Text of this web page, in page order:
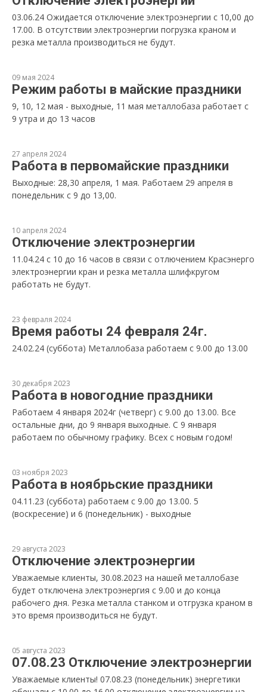
03.06.24 Ожидается отключение электроэнергии с 10,00 до
17.00. В отсутствии электроэнергии погрузка краном и
резка металла производиться не будут.
09 мая 2024
Режим работы в майские праздники
9, 10, 12 мая - выходные, 11 мая металлобаза работает с
9 утра и до 13 часов
27 апреля 2024
Работа в первомайские праздники
Выходные: 28,30 апреля, 1 мая. Работаем 29 апреля в
понедельник с 9 до 13,00.
10 апреля 2024
Отключение электроэнергии
11.04.24 с 10 до 16 часов в связи с отлючением Красэнерго
электроэнергии кран и резка металла шлифкругом
работать не будут.
23 февраля 2024
Время работы 24 февраля 24г.
24.02.24 (суббота) Металлобаза работаем с 9.00 до 13.00
30 декабря 2023
Работа в новогодние праздники
Работаем 4 января 2024г (четверг) с 9.00 до 13.00. Все
остальные дни, до 9 января выходные. С 9 января
работаем по обычному графику. Всех с новым годом!
03 ноября 2023
Работа в ноябрьские праздники
04.11.23 (суббота) работаем с 9.00 до 13.00. 5
(воскресение) и 6 (понедельник) - выходные
29 августа 2023
Отключение электроэнергии
Уважаемые клиенты, 30.08.2023 на нашей металлобазе
будет отключена электроэнергия с 9.00 и до конца
рабочего дня. Резка металла станком и отгрузка краном в
это время производиться не будут.
05 августа 2023
07.08.23 Отключение электроэнергии
Уважаемые клиенты! 07.08.23 (понедельник) энергетики